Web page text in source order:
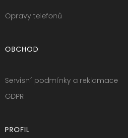
Opravy telefonů
OBCHOD
Servisní podmínky a reklamace
GDPR
PROFIL